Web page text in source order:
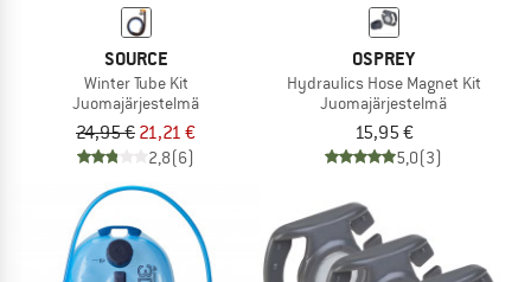
SOURCE
Winter Tube Kit
Juomajärjestelmä
24,95 € 21,21 €
2,8(6)
OSPREY
Hydraulics Hose Magnet Kit
Juomajärjestelmä
15,95 €
5,0(3)